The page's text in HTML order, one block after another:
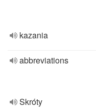
kazania
abbreviations
Skróty